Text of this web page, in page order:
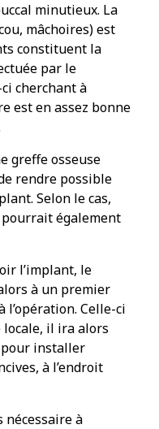
minutieux. La
mâchoires) est
constituent la
par le
cherchant à
est en assez bonne
greffe osseuse
rendre possible
Selon le cas,
également
l’implant, le
à un premier
l’opération. Celle-ci
il ira alors
installer
à l’endroit
à